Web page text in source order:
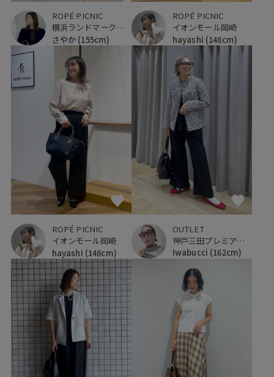
ROPÉ PICNIC
横浜ランドマークタワー
さやか (155cm)
ROPÉ PICNIC
イオンモール岡崎
hayashi (148cm)
ROPÉ PICNIC
イオンモール岡崎
hayashi (148cm)
OUTLET
神戸三田プレミアム・アウトレット
Iwabucci (162cm)